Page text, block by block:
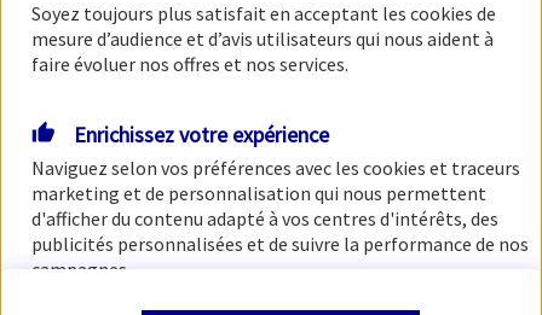
Soyez toujours plus satisfait en acceptant les cookies de
mesure d’audience et d’avis utilisateurs qui nous aident à
faire évoluer nos offres et nos services.
Enrichissez votre expérience
Naviguez selon vos préférences avec les cookies et traceurs
marketing et de personnalisation qui nous permettent
d'afficher du contenu adapté à vos centres d'intérêts, des
publicités personnalisées et de suivre la performance de nos
campagnes.